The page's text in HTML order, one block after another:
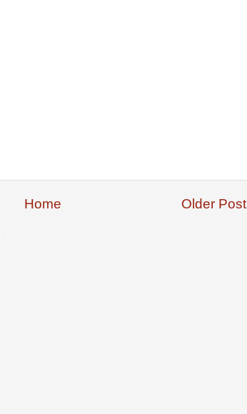
Older Post
Home